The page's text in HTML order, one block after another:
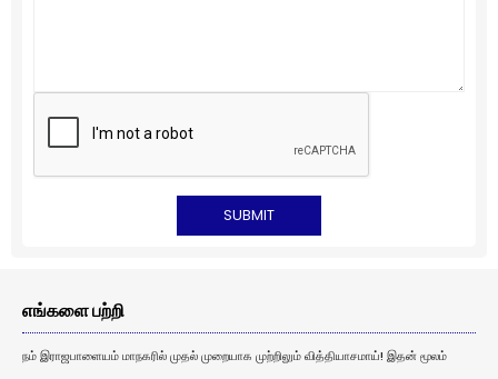
எங்களை பற்றி
நம் இராஜபாளையம் மாநகரில் முதல் முறையாக முற்றிலும் வித்தியாசமாய்! இதன் மூலம்